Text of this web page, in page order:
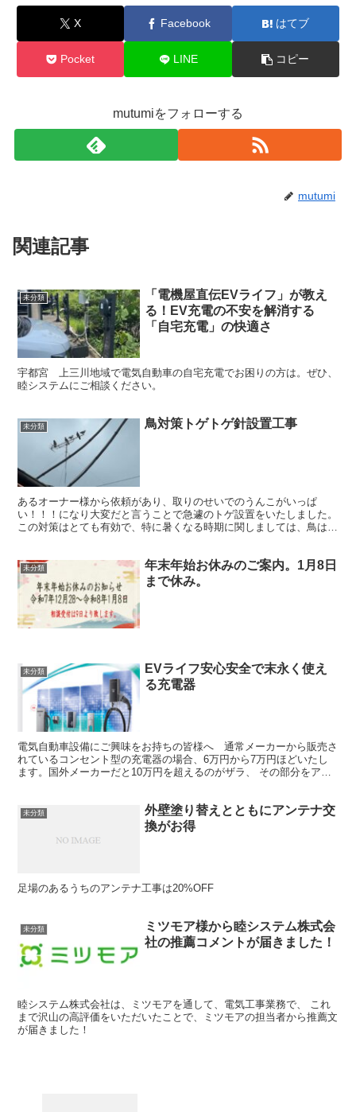
X Facebook はてブ
Pocket LINE コピー
mutumiをフォローする
mutumi
関連記事
未分類
「電機屋直伝EVライフ」が教え
る！EV充電の不安を解消する
「自宅充電」の快適さ
宇都宮 上三川地域で電気自動車の自宅充電でお困りの方は。ぜひ、
睦システムにご相談ください。
未分類 鳥対策トゲトゲ針設置工事
あるオーナー様から依頼があり、取りのせいでのうんこがいっぱ
い！！！になり大変だと言うことで急遽のトゲ設置をいたしました。
この対策はとても有効で、特に暑くなる時期に関しましては、鳥は涼
未分類
年末年始お休みのご案内。1月8日
まで休み。
未分類
EVライフ安心安全で末永く使え
る充電器
電気自動車設備にご興味をお持ちの皆様へ 通常メーカーから販売さ
れているコンセント型の充電器の場合、6万円から7万円ほどいたし
ます。国外メーカーだと10万円を超えるのがザラ、 その部分をアダ
未分類
外壁塗り替えとともにアンテナ交
換がお得
足場のあるうちのアンテナ工事は20%OFF
未分類
ミツモア様から睦システム株式会
社の推薦コメントが届きました！
睦システム株式会社は、ミツモアを通して、電気工事業務で、 これ
まで沢山の高評価をいただいたことで、ミツモアの担当者から推薦文
が届きました！